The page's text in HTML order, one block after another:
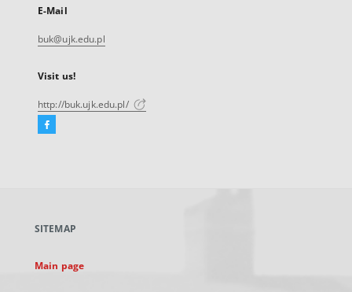
E-Mail
buk@ujk.edu.pl
Visit us!
http://buk.ujk.edu.pl/
Facebook
new
SITEMAP
Main page